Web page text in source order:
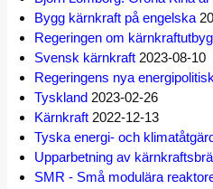
Bygg kärnkraft på engelska
Regeringen om
Svensk kärnkraft 2023-08-10
Regeringens nya
Tyskland 2023-02-26
Kärnkraft 2022-12-13
Tyska energi- och
Upparbetning av
SMR - Små modulära